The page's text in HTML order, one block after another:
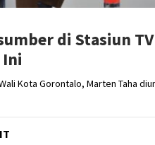
di Stasiun
Kota Gorontalo, Marten Taha